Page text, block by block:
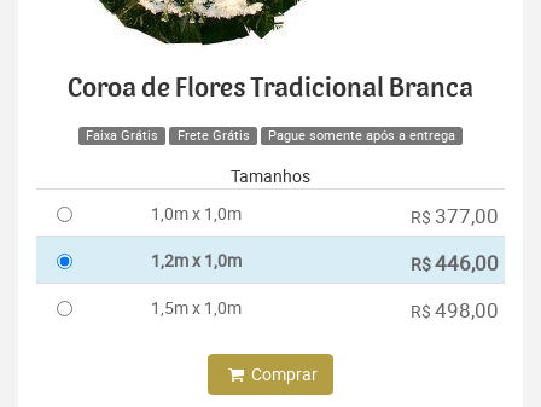
Coroa de Flores Tradicional Branca
Faixa Grátis Frete Grátis Pague somente após a entrega
Tamanhos
1,0m x 1,0m
R$ 377,00
1,2m x 1,0m R$446,00
1,5m x 1,0m R$ 498,00
Comprar